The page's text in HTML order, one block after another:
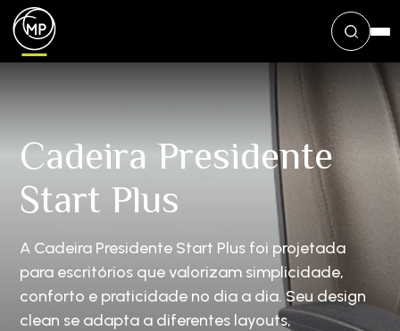
Cadeira Presidente
Start Plus
A Cadeira Presidente Start Plus foi projetada
para escritórios que valorizam simplicidade,
conforto e praticidade no dia a dia. Seu design
clean se adapta a diferentes layouts,